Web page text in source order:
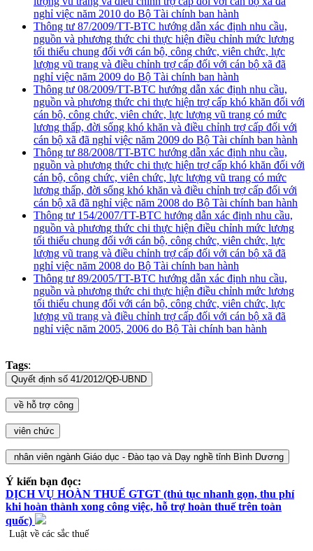
nghỉ việc năm 2010 do Bộ Tài chính ban hành
Thông tư 87/2009/TT-BTC hướng dẫn xác định nhu cầu,
nguồn và phương thức chi thực hiện điều chỉnh mức lương
tối thiểu chung đối với cán bộ, công chức, viên chức, lực
lượng vũ trang và điều chỉnh trợ cấp đối với cán bộ xã đã
nghỉ việc năm 2009 do Bộ Tài chính ban hành
Thông tư 08/2009/TT-BTC hướng dẫn xác định nhu cầu,
nguồn và phương thức chi thực hiện trợ cấp khó khăn đối với
cán bộ, công chức, viên chức, lực lượng vũ trang có mức
lương thấp, đời sống khó khăn và điều chỉnh trợ cấp đối với
cán bộ xã đã nghỉ việc năm 2009 do Bộ Tài chính ban hành
Thông tư 88/2008/TT-BTC hướng dẫn xác định nhu cầu,
nguồn và phương thức chi thực hiện trợ cấp khó khăn đối với
cán bộ, công chức, viên chức, lực lượng vũ trang có mức
lương thấp, đời sống khó khăn và điều chỉnh trợ cấp đối với
cán bộ xã đã nghỉ việc năm 2008 do Bộ Tài chính ban hành
Thông tư 154/2007/TT-BTC hướng dẫn xác định nhu cầu,
nguồn và phương thức chi thực hiện điều chỉnh mức lương
tối thiểu chung đối với cán bộ, công chức, viên chức, lực
lượng vũ trang và điều chỉnh trợ cấp đối với cán bộ xã đã
nghỉ việc năm 2008 do Bộ Tài chính ban hành
Thông tư 89/2005/TT-BTC hướng dẫn xác định nhu cầu,
nguồn và phương thức chi thực hiện điều chỉnh mức lương
tối thiểu chung đối với cán bộ, công chức, viên chức, lực
lượng vũ trang và điều chỉnh trợ cấp đối với cán bộ xã đã
nghỉ việc năm 2005, 2006 do Bộ Tài chính ban hành
Tags:
Ý kiến bạn đọc:
DỊCH VỤ HOÀN THUẾ GTGT (thủ tục nhanh gọn, thu phí
khi hoàn thành xong công việc, hỗ trợ hoàn thuế trên toàn
quốc)
Luật về các sắc thuế